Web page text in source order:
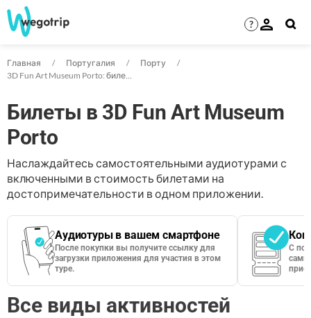
?
Главная Португалия
Порту
3D Fun Art Museum Porto: билеты
Билеты в 3D Fun Art Museum
Porto
Наслаждайтесь самостоятельными аудиотурами с
включенными в стоимость билетами на
достопримечательности в одном приложении.
Аудиотуры в вашем смартфоне
После покупки вы получите ссылку для
загрузки приложения для участия в этом
туре.
С
сами
Все виды активностей